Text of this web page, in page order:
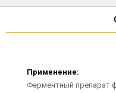
Применение:
Ферментный препарат